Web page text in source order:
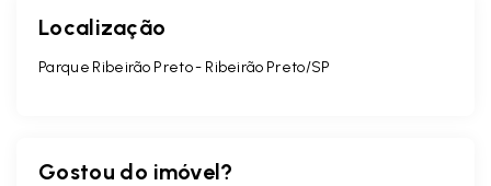
Localização
Parque Ribeirão Preto - Ribeirão Preto/SP
Gostou do imóvel?